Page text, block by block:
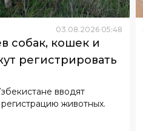
03.08.2026 05:48
собак, кошек и
регистрировать
вводят
животных.